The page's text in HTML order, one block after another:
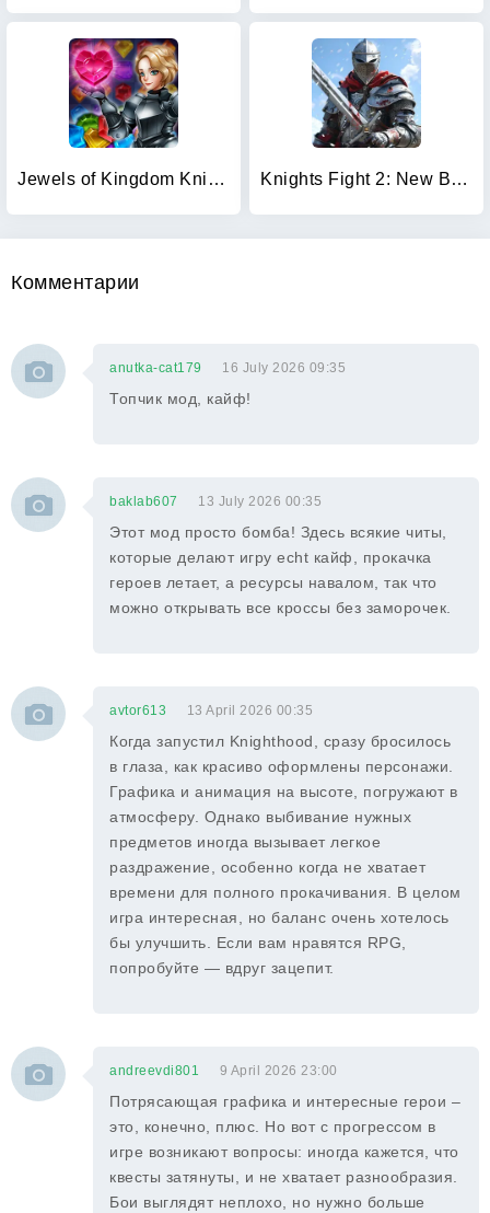
Jewels of Kingdom Knights Knights Fight 2: New Blood
Комментарии
anutka-cat179 16 July 2026 09:35
Топчик мод, кайф!
baklab607 13 July 2026 00:35
Этот мод просто бомба! Здесь всякие читы,
которые делают игру echt кайф, прокачка
героев летает, а ресурсы навалом, так что
можно открывать все кроссы без заморочек.
avtor613 13 April 2026 00:35
Когда запустил Knighthood, сразу бросилось
в глаза, как красиво оформлены персонажи.
Графика и анимация на высоте, погружают в
атмосферу. Однако выбивание нужных
предметов иногда вызывает легкое
раздражение, особенно когда не хватает
времени для полного прокачивания. В целом
игра интересная, но баланс очень хотелось
бы улучшить. Если вам нравятся RPG,
попробуйте — вдруг зацепит.
andreevdi801 9 April 2026 23:00
Потрясающая графика и интересные герои –
это, конечно, плюс. Но вот с прогрессом в
игре возникают вопросы: иногда кажется, что
квесты затянуты, и не хватает разнообразия.
Бои выглядят неплохо, но нужно больше